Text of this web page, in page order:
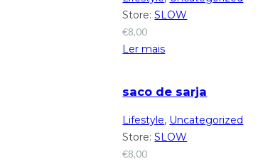
Store:SLOW
€8,00
Ler mais
saco de sarja
Lifestyle, Uncategorized
Store:SLOW
€8,00